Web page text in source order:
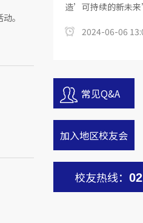
。
造’可持续的新未来
2024-06-06
常见Q&A
加入地区校友会
校友热线：